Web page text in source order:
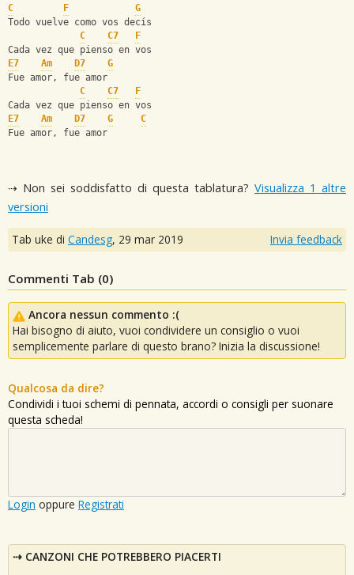
C
F
G
Todo vuelve como vos decís
C
C7
F
Cada vez que pienso en vos
E7
Am D7
G
Fue amor, fue amor
C
C7
F
Cada vez que pienso en vos
E7
Am D7 G
C
Fue amor, fue amor
⇢ Non sei soddisfatto di questa tablatura? Visualizza 1 altre
versioni
Tab uke di Candesg, 29 mar 2019 Invia feedback
Commenti Tab (0)
Ancora nessun commento :(
Hai bisogno di aiuto, vuoi condividere un consiglio o vuoi
semplicemente parlare di questo brano? Inizia la discussione!
Qualcosa da dire?
Condividi i tuoi schemi di pennata, accordi o consigli per suonare
questa scheda!
Login oppure Registrati
CANZONI CHE POTREBBERO PIACERTI